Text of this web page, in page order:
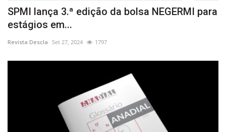
SPMI lança 3.ª edição da bolsa NEGERMI para
estágios em...
Revista Descla Set 27, 2024 1797